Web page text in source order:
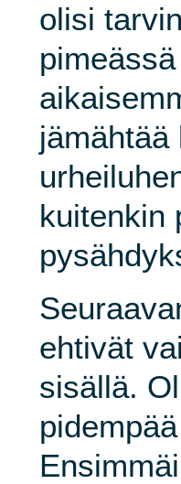
olisi
kuitenkin
ehtivät
sisällä.